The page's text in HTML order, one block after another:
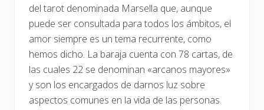
del tarot denominada Marsella que, aunque
puede ser consultada para todos los ámbitos, el
amor siempre es un tema recurrente, como
hemos dicho. La baraja cuenta con 78 cartas, de
las cuales 22 se denominan «arcanos mayores»
y son los encargados de darnos luz sobre
aspectos comunes en la vida de las personas.